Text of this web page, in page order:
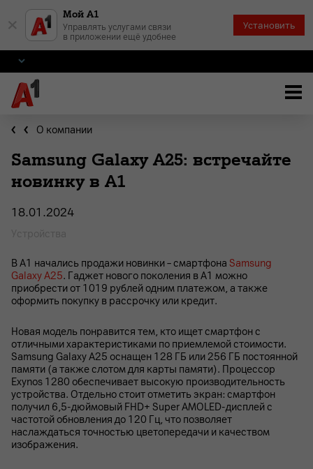
Мой А1
Управлять услугами связи
в приложении ещё удобнее
Установить
О компании
Samsung Galaxy A25: встречайте
новинку в А1
18.01.2024
В А1 начались продажи новинки – смартфона Samsung
Galaxy A25. Гаджет нового поколения в А1 можно
приобрести от 1019 рублей одним платежом, а также
оформить покупку в рассрочку или кредит.
Новая модель понравится тем, кто ищет смартфон с
отличными характеристиками по приемлемой стоимости.
Samsung Galaxy A25 оснащен 128 ГБ или 256 ГБ постоянной
памяти (а также слотом для карты памяти). Процессор
Exynos 1280 обеспечивает высокую производительность
устройства. Отдельно стоит отметить экран: смартфон
получил 6,5-дюймовый FHD+ Super AMOLED-дисплей с
частотой обновления до 120 Гц, что позволяет
наслаждаться точностью цветопередачи и качеством
изображения.